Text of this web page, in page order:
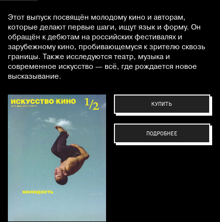
Этот выпуск посвящён молодому кино и авторам,
которые делают первые шаги, ищут язык и форму. Он
обращён к дебютам на российских фестивалях и
зарубежному кино, пробивающемуся к зрителю сквозь
границы. Также исследуются театр, музыка и
современное искусство — всё, где рождается новое
высказывание.
КУПИТЬ
ПОДРОБНЕЕ